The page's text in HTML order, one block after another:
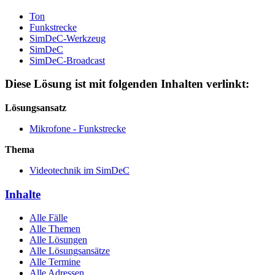
Ton
Funkstrecke
SimDeC-Werkzeug
SimDeC
SimDeC-Broadcast
Diese Lösung ist mit folgenden Inhalten verlinkt:
Lösungsansatz
Mikrofone - Funkstrecke
Thema
Videotechnik im SimDeC
Inhalte
Alle Fälle
Alle Themen
Alle Lösungen
Alle Lösungsansätze
Alle Termine